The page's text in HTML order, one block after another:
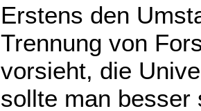
Erstens den
Trennung von
vorsieht, die
sollte man besser